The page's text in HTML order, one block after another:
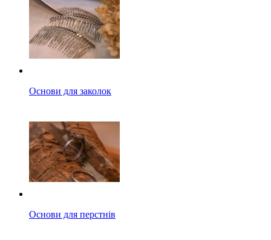
Основи для заколок
Основи для перстнів